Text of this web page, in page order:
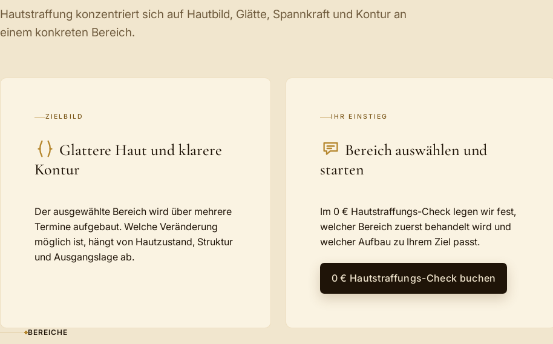
Hautstraffung konzentriert sich auf Hautbild, Glätte, Spannkraft und Kontur an
einem konkreten Bereich.
ZIELBILD
Glattere Haut und klarere
Kontur
Der ausgewählte Bereich wird über mehrere
Termine aufgebaut. Welche Veränderung
möglich ist, hängt von Hautzustand, Struktur
und Ausgangslage ab.
IHR EINSTIEG
Bereich auswählen und
starten
Im 0 € Hautstraffungs-Check legen wir fest,
welcher Bereich zuerst behandelt wird und
welcher Aufbau zu Ihrem Ziel passt.
0 € Hautstraffungs-Check buchen
BEREICHE